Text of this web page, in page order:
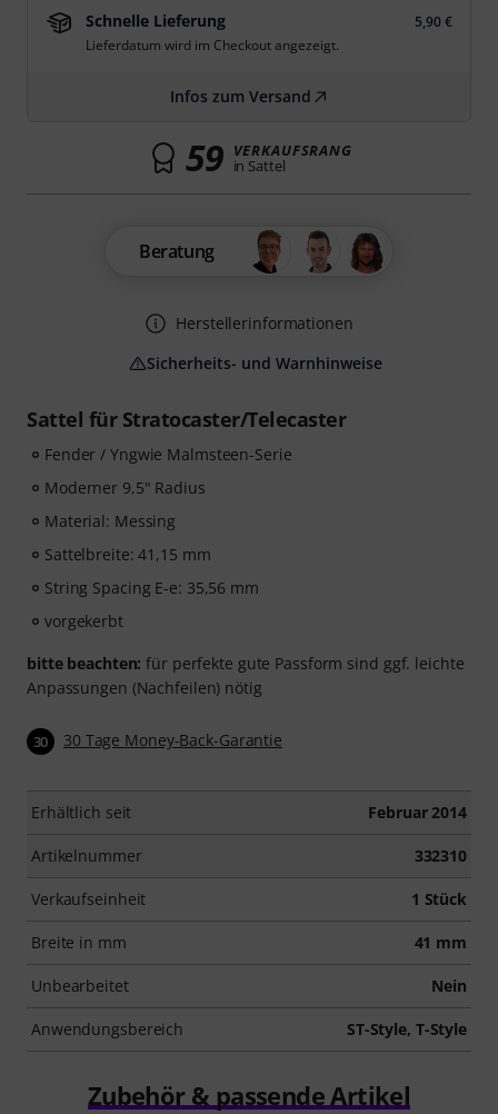
Sattel für Stratocaster/Telecaster
Fender / Yngwie Malmsteen-Serie
Moderner 9,5" Radius
Material: Messing
Sattelbreite: 41,15 mm
String Spacing E-e: 35,56 mm
vorgekerbt
bitte beachten: für perfekte gute Passform sind ggf. leichte
Anpassungen (Nachfeilen) nötig
30 30 Tage Money-Back-Garantie
Erhältlich seit Februar 2014
Artikelnummer 332310
Verkaufseinheit 1 Stück
Breite in mm 41 mm
Unbearbeitet Nein
Anwendungsbereich ST-Style, T-Style
Schnelle Lieferung
5,90 €
Lieferdatum wird im Checkout angezeigt.
Infos zum Versand
59 VERKAUFSRANG
in Sattel
Beratung
Herstellerinformationen
Sicherheits- und Warnhinweise
Zubehör & passende Artikel